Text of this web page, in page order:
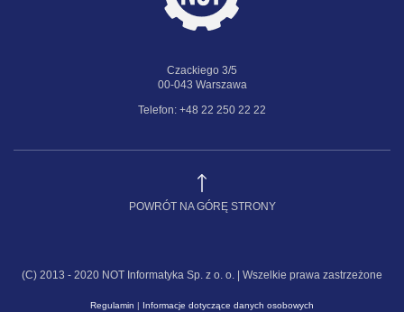
Czackiego 3/5
00-043 Warszawa
Telefon: +48 22 250 22 22
POWRÓT NA GÓRĘ STRONY
(C) 2013 - 2020 NOT Informatyka Sp. z o. o. | Wszelkie prawa zastrzeżone
Regulamin | Informacje dotyczące danych osobowych